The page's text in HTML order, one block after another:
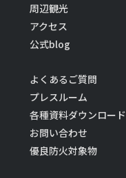
周辺観光
アクセス
公式blog
よくあるご質問
プレスルーム
各種資料ダウンロード
お問い合わせ
優良防火対象物